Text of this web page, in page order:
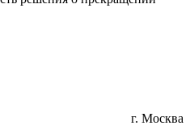
г. Москва